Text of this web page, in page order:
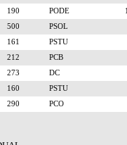
190 PODE
500
PSOL
161
PSTU
212
PCB
273
DC
160
PSTU
290 PCO